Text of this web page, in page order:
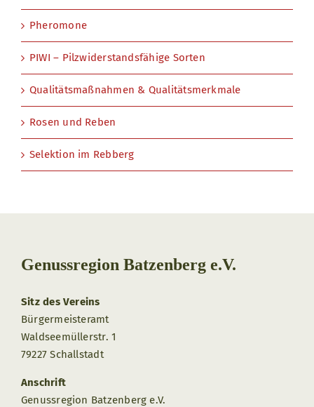
Pheromone
PIWI – Pilzwiderstandsfähige Sorten
Qualitätsmaßnahmen & Qualitätsmerkmale
Rosen und Reben
Selektion im Rebberg
Genussregion Batzenberg e.V.
Sitz des Vereins
Bürgermeisteramt
Waldseemüllerstr. 1
79227 Schallstadt
Anschrift
Genussregion Batzenberg e.V.